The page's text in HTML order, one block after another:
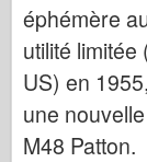
Šetnja okolo
Knjige
Dvd - ove
Kontakt
éphémère
utilité
US) en
une
M48 Patton.